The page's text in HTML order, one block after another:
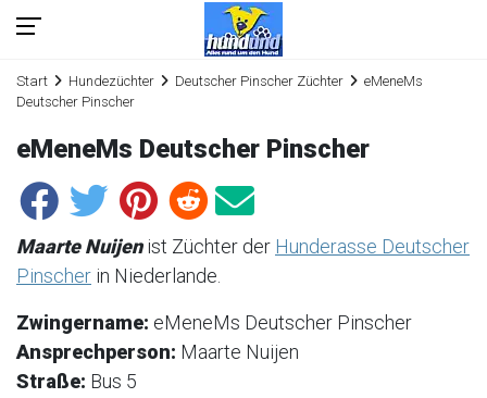
Start Hundezüchter Deutscher Pinscher Züchter
eMeneMs
Deutscher Pinscher
eMeneMs Deutscher Pinscher
Maarte Nuijenist Züchter der Hunderasse Deutscher
Pinscher in Niederlande.
Zwingername: eMeneMs Deutscher Pinscher
Ansprechperson: Maarte Nuijen
Straße: Bus 5